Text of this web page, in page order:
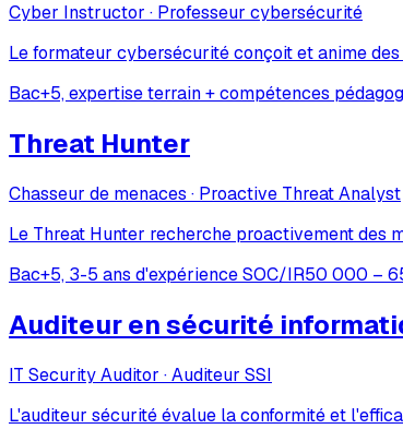
Cyber Instructor · Professeur cybersécurité
Le formateur cybersécurité conçoit et anime
Bac+5, expertise terrain + compétences
Threat Hunter
Chasseur de menaces · Proactive Threat Analyst
Le Threat Hunter recherche proactivement des
Bac+5, 3-5 ans d'expérience SOC/IR50 000 –
Auditeur en sécurité
IT Security Auditor · Auditeur SSI
L'auditeur sécurité évalue la conformité et